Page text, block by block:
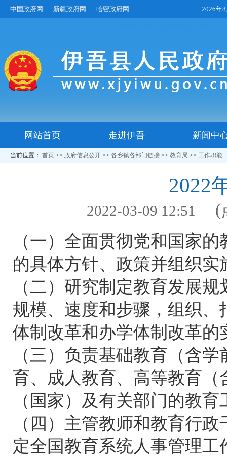
中国政府网 新疆政府网 哈密政府网 2026年
网站首页 走进伊吾 新闻中
当前位置： 首页 >> 政府信息公开 >> 各乡镇各部门链接 >> 教育局 >> 工作职能
2022
2022-03-09 12:51
(
（一）全面贯彻党和国家
的具体方针、政策并组织实
（二）研究制定教育发展
规模、速度和步骤，组织
体制改革和办学体制改革的
（三）负责基础教育（含
育、成人教育、高等教育
（国家）及有关部门的教育
（四）主管教师和教育行
定全国教育系统人事管理